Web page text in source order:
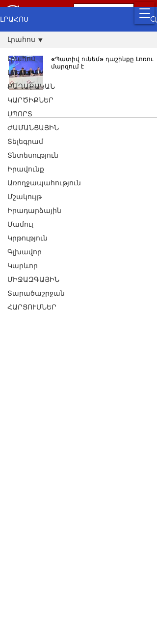
ԼՐԱՀՈՍ
Լրահոս
ԼՈՒՐԵՐ
ՔԱՂԱՔԱԿԱՆ
ԿԱՐԾԻՔՆԵՐ
ՍՊՈՐՏ
ԺԱՄԱՆՑԱՅԻՆ
Տելեգրամ
Տնտեսություն
Իրավունք
Առողջապահություն
Մշակույթ
Իրադարձային
Մամուլ
Կրթություն
Գլխավոր
Կարևոր
ՄԻՋԱԶԳԱՅԻՆ
Տարածաշրջան
ՀԱՐՑՈՒՄՆԵՐ
Լրահոս
«Պատիվ ունեմ» դաշինքը Լոռու
մարզում է